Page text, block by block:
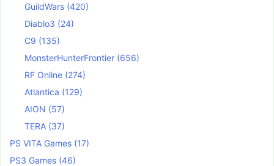
GuildWars (420)
Diablo3 (24)
C9 (135)
MonsterHunterFrontier (656)
RF Online (274)
Atlantica (129)
AION (57)
TERA (37)
PS VITA Games (17)
PS3 Games (46)